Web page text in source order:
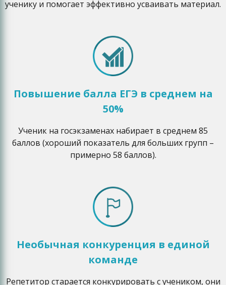
ученику и помогает эффективно усваивать материал.
Повышение балла ЕГЭ в среднем на
50%
Ученик на госэкзаменах набирает в среднем 85
баллов (хороший показатель для больших групп –
примерно 58 баллов).
Необычная конкуренция в единой
команде
Репетитор старается конкурировать с учеником, они